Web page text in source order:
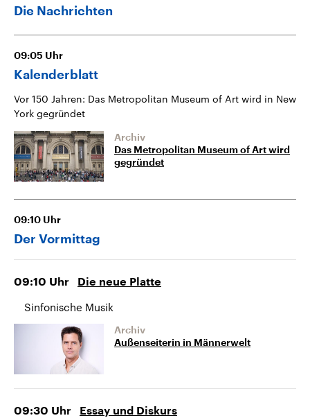
Die Nachrichten
09:05 Uhr
Kalenderblatt
Vor 150 Jahren: Das Metropolitan Museum of Art wird in New
York gegründet
Archiv
Das Metropolitan Museum of Art wird
gegründet
09:10 Uhr
Der Vormittag
09:10 Uhr Die neue Platte
Sinfonische Musik
Archiv
Außenseiterin in Männerwelt
09:30 Uhr Essay und Diskurs